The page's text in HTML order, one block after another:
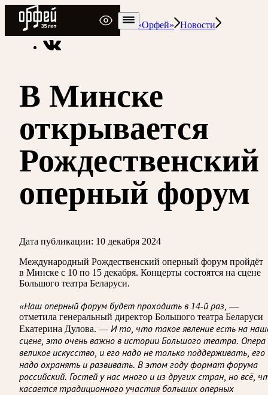
Радио Орфей
Радио классической музыки «Орфей»
Новости
В Минске
открывается
Рождественский
оперный форум
Дата публикации: 10 декабря 2024
Международный Рождественский оперный форум пройдёт
в Минске с 10 по 15 декабря. Концерты состоятся на сцене
Большого театра Беларуси.
«Наш оперный форум будет проходить в 14-й раз, —
отметила генеральный директор Большого театра Беларуси
Екатерина Дулова. — И то, что такое явление есть на
сцене, это очень важно в истории Большого театра.
великое искусство, и его надо не только поддерживать, его
надо охранять и развивать. В этом году формат форума
российский. Гостей у нас много и из других стран, но всё,
касается традиционного участия больших оперных